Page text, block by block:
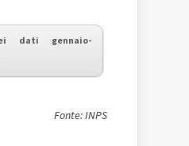
dati gennaio-
Fonte: INPS